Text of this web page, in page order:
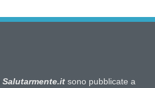
Salutarmente.it sono pubblicate a